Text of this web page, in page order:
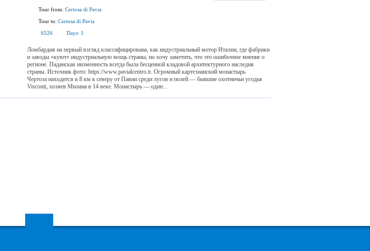
Tour from: Certosa di Pavia
Tour to: Certosa di Pavia
6526
Days: 1
Ломбардия на первый взгляд классифицирована, как индустриальный мотор Италии, где фабрики
и заводы «куют» индустриальную мощь страны, но хочу заметить, что это ошибочное мнение о
регионе. Паданская низменность всегда была бесценной кладовой архитектурного наследия
страны. Источник фото: https://www.pavialcentro.it. Огромный картезианский монастырь
Чертоза находится в 8 км к северу от Павии среди лугов и полей — бывшиe охотничьи угодья
Visconti, хозяев Милана в 14 веке. Монастырь — один...